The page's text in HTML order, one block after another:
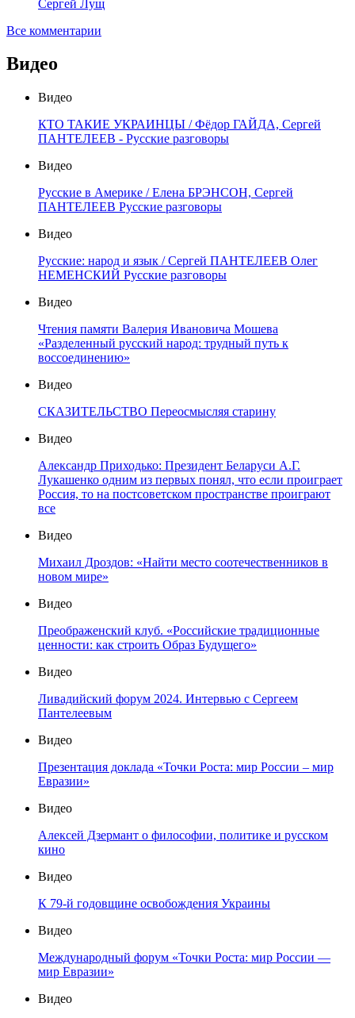
Сергей Лущ
Все комментарии
Видео
Видео
КТО ТАКИЕ УКРАИНЦЫ / Фёдор ГАЙДА, Сергей
ПАНТЕЛЕЕВ - Русские разговоры
Видео
Русские в Америке / Елена БРЭНСОН, Сергей
ПАНТЕЛЕЕВ Русские разговоры
Видео
Русские: народ и язык / Сергей ПАНТЕЛЕЕВ Олег
НЕМЕНСКИЙ Русские разговоры
Видео
Чтения памяти Валерия Ивановича Мошева
«Разделенный русский народ: трудный путь к
воссоединению»
Видео
СКАЗИТЕЛЬСТВО Переосмысляя старину
Видео
Александр Приходько: Президент Беларуси А.Г.
Лукашенко одним из первых понял, что если проиграет
Россия, то на постсоветском пространстве проиграют
все
Видео
Михаил Дроздов: «Найти место соотечественников в
новом мире»
Видео
Преображенский клуб. «Российские традиционные
ценности: как строить Образ Будущего»
Видео
Ливадийский форум 2024. Интервью с Сергеем
Пантелеевым
Видео
Презентация доклада «Точки Роста: мир России – мир
Евразии»
Видео
Алексей Дзермант о философии, политике и русском
кино
Видео
К 79-й годовщине освобождения Украины
Видео
Международный форум «Точки Роста: мир России —
мир Евразии»
Видео